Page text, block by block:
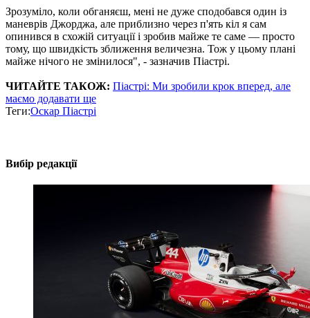
Зрозуміло, коли обганяєш, мені не дуже сподобався один із
маневрів Джорджа, але приблизно через п'ять кіл я сам
опинився в схожій ситуації і зробив майже те саме — просто
тому, що швидкість зближення величезна. Тож у цьому плані
майже нічого не змінилося", - зазначив Піастрі.
ЧИТАЙТЕ ТАКОЖ: Піастрі: Ми зробили крок вперед, але
маємо додавати ще
Теги:Оскар Піастрі
Вибір редакції